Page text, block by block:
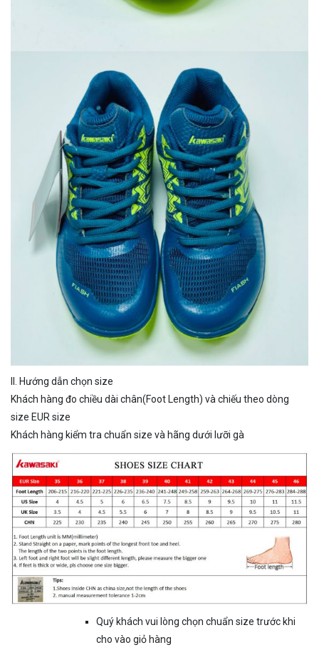
II. Hướng dẫn chọn size
Khách hàng đo chiều dài chân(Foot Length) và chiếu theo dòng
size EUR size
Khách hàng kiểm tra chuẩn size và hãng dưới lưỡi gà
Quý khách vui lòng chọn chuẩn size trước khi
cho vào giỏ hàng